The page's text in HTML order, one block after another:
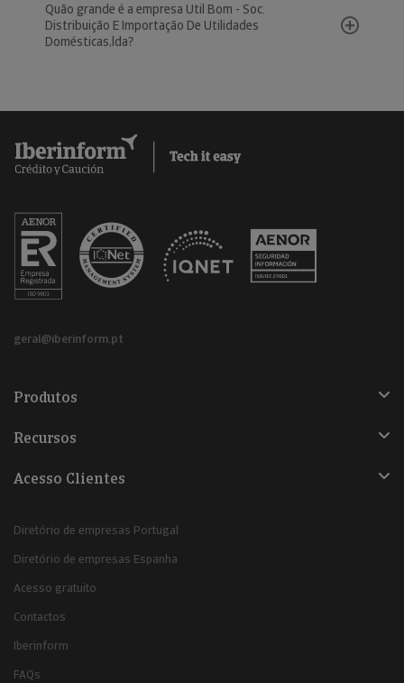
Quão grande é a empresa Util Bom - Soc.
Distribuição E Importação De Utilidades
Domésticas,lda?
geral@iberinform.pt
Produtos
Recursos
Acesso Clientes
Diretório de empresas Portugal
Diretório de empresas Espanha
Acesso gratuito
Contactos
Iberinform
FAQs